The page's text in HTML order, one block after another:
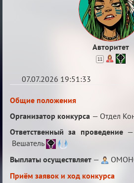
Авторитет
11
07.07.2026 19:51:33
Конкурс
клеверов
2026
Общие положения
Организатор конкурса — Отдел
Ответственный за проведение—
Вешатель
Выплаты осуществляет —
Приём заявок и ход конкурса